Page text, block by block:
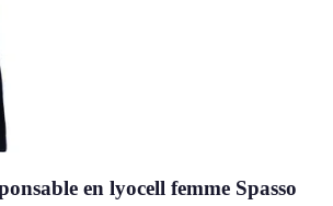
en lyocell femme Spasso